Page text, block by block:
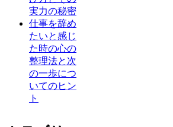
実力の秘密
仕事を辞め
たいと感じ
た時の心の
整理法と次
の一歩につ
いてのヒン
ト